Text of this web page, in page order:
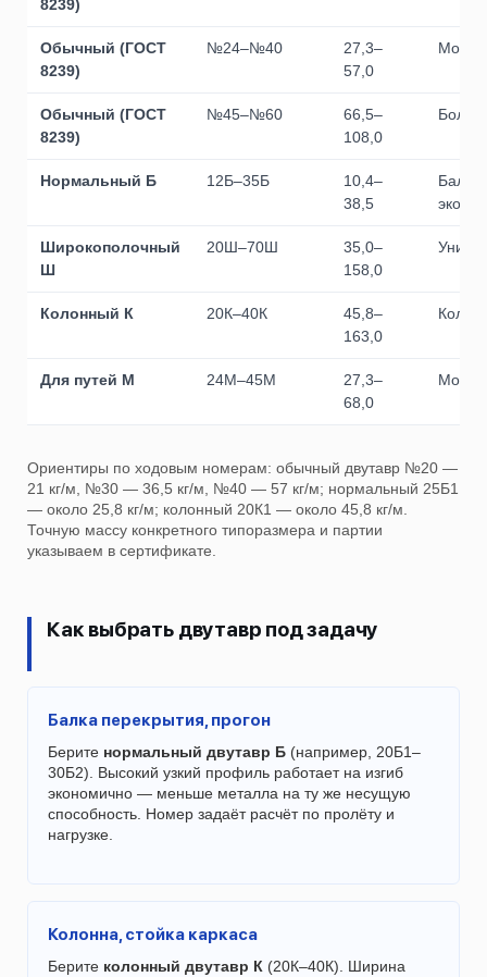
8239)
Обычный (ГОСТ
8239)
№24–№40
27,3–
57,0
Обычный (ГОСТ
8239)
№45–№60
66,5–
108,0
Нормальный Б 12Б–35Б
10,4–
38,5
Балки
Широкополочный
Ш
20Ш–70Ш
35,0–
158,0
Колонный К 20К–40К
45,8–
163,0
Для путей М 24М–45М
27,3–
68,0
Ориентиры по ходовым номерам: обычный двутавр №20 —
21 кг/м, №30 — 36,5 кг/м, №40 — 57 кг/м; нормальный 25Б1
— около 25,8 кг/м; колонный 20К1 — около 45,8 кг/м.
Точную массу конкретного типоразмера и партии
указываем в сертификате.
Как выбрать двутавр под задачу
Балка перекрытия, прогон
Берите нормальный двутавр Б (например, 20Б1–
30Б2). Высокий узкий профиль работает на изгиб
экономично — меньше металла на ту же несущую
способность. Номер задаёт расчёт по пролёту и
нагрузке.
Колонна, стойка каркаса
Берите колонный двутавр К (20К–40К). Ширина